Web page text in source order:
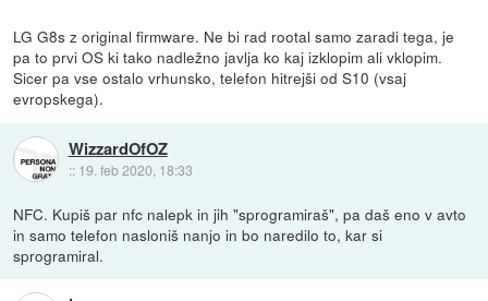
LG G8s z original firmware. Ne bi rad rootal samo zaradi tega, je
pa to prvi OS ki tako nadležno javlja ko kaj izklopim ali vklopim.
Sicer pa vse ostalo vrhunsko, telefon hitrejši od S10 (vsaj
evropskega).
WizzardOfOZ
:: 19. feb 2020, 18:33
NFC. Kupiš par nfc nalepk in jih "sprogramiraš", pa daš eno v avto
in samo telefon nasloniš nanjo in bo naredilo to, kar si
sprogramiral.